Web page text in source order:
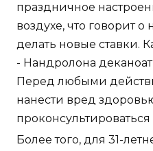
праздничное
воздухе, что говорит
делать новые ставки.
- Нандролона
Перед любыми
нанести вред
Более того, для 31-